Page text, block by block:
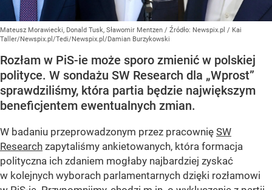
Mateusz Morawiecki, Donald Tusk, Sławomir Mentzen / Źródło: Newspix.pl / Kai
Taller/Newspix.pl/Tedi/Newspix.pl/Damian Burzykowski
Rozłam w PiS-ie może sporo zmienić w polskiej
polityce. W sondażu SW Research dla „Wprost”
sprawdziliśmy, która partia będzie największym
beneficjentem ewentualnych zmian.
W badaniu przeprowadzonym przez pracownię SW
Research zapytaliśmy ankietowanych, która formacja
polityczna ich zdaniem mogłaby najbardziej zyskać
w kolejnych wyborach parlamentarnych dzięki rozłamowi